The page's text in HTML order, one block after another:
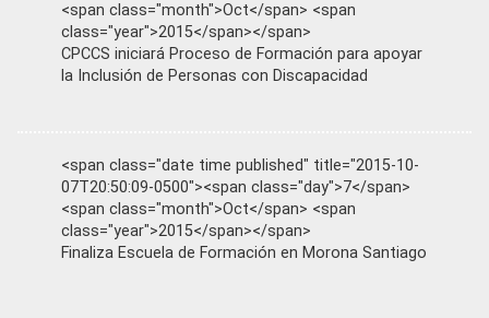
<span class="month">Oct</span> <span
class="year">2015</span></span>
CPCCS iniciará Proceso de Formación para apoyar
la Inclusión de Personas con Discapacidad
<span class="date time published" title="2015-10-
07T20:50:09-0500"><span class="day">7</span>
<span class="month">Oct</span> <span
class="year">2015</span></span>
Finaliza Escuela de Formación en Morona Santiago